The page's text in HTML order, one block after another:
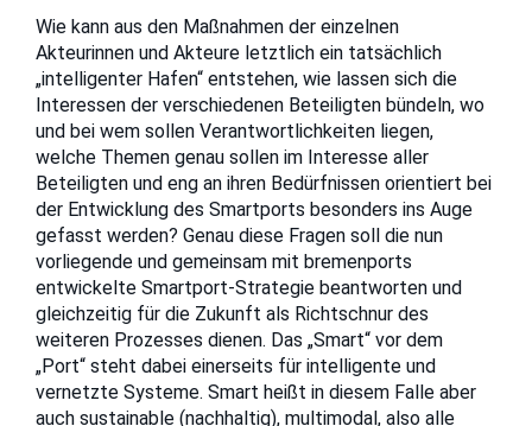
Wie kann aus den Maßnahmen der einzelnen
Akteurinnen und Akteure letztlich ein tatsächlich
„intelligenter Hafen“ entstehen, wie lassen sich die
Interessen der verschiedenen Beteiligten bündeln, wo
und bei wem sollen Verantwortlichkeiten liegen,
welche Themen genau sollen im Interesse aller
Beteiligten und eng an ihren Bedürfnissen orientiert bei
der Entwicklung des Smartports besonders ins Auge
gefasst werden? Genau diese Fragen soll die nun
vorliegende und gemeinsam mit bremenports
entwickelte Smartport-Strategie beantworten und
gleichzeitig für die Zukunft als Richtschnur des
weiteren Prozesses dienen. Das „Smart“ vor dem
„Port“ steht dabei einerseits für intelligente und
vernetzte Systeme. Smart heißt in diesem Falle aber
auch sustainable (nachhaltig), multimodal, also alle